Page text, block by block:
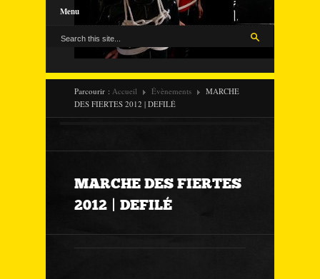
Menu
Parcourir : Accueil Évènements
MARCHE
DES FIERTES 2012 | DEFILÉ
MARCHE DES FIERTES
2012 | DEFILÉ